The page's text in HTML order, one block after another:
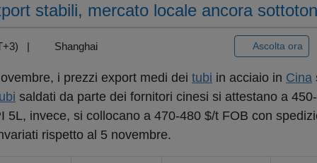
stabili, mercato locale ancora
| Shanghai Ascolta ora
i prezzi export medi dei tubi in acciaio in Cina
saldati da parte dei fornitori cinesi si attestano a
5L, invece, si collocano a 470-480 $/t FOB con
rispetto al 5 novembre.